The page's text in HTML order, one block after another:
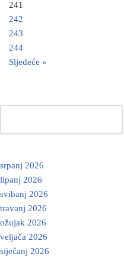
241
242
243
244
Sljedeće »
srpanj 2026
lipanj 2026
svibanj 2026
travanj 2026
ožujak 2026
veljača 2026
siječanj 2026